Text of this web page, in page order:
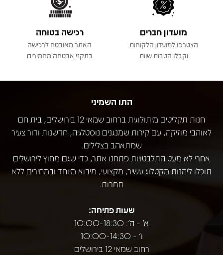
מועדון חברים
הצטרפו למועדון הלקוחות
וקבלו הטבות שוות
רכישה בטוחה
האתר מאובטח לרכישה
בתקני אבטחה מחמירים
התו השמיני
חנות תקליטים מיתולוגית ברחוב שמאי 12 בירושלים, בית חם
לאוהבי מוזיקה, עם קירות שמנגנים נוסטלגיה, חדשנות ודור צעיר
שמתאהב בצלילים.
אחרי לא מעט התלבטויות פתחנו אתר, כדי שגם מחוץ לירושלים
תוכלו ליהנות מקטלוג עשיר, מקצועי, מיבוא מיוחד ובמחירים ללא
תחרות.
שעות פתיחה:
א' - ה': 10:00-18:30
ו' - 10:00-14:30
רחוב שמאי 12 בירושלים